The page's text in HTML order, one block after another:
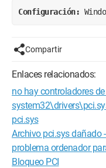
Configuración:
Compartir
Enlaces relacionados:
no hay controladores
pci.sys
Archivo pci.sys dañado
problema ordenador
Bloqueo PCI